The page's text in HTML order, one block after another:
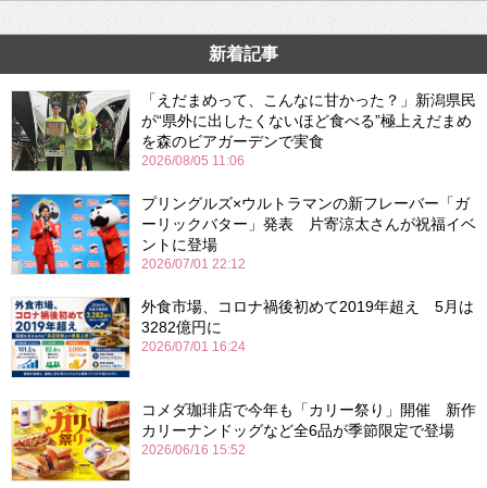
新着記事
「えだまめって、こんなに甘かった？」新潟県民
が“県外に出したくないほど食べる”極上えだまめ
を森のビアガーデンで実食
2026/08/05 11:06
プリングルズ×ウルトラマンの新フレーバー「ガ
ーリックバター」発表 片寄涼太さんが祝福イベ
ントに登場
2026/07/01 22:12
外食市場、コロナ禍後初めて2019年超え 5月は
3282億円に
2026/07/01 16:24
コメダ珈琲店で今年も「カリー祭り」開催 新作
カリーナンドッグなど全6品が季節限定で登場
2026/06/16 15:52